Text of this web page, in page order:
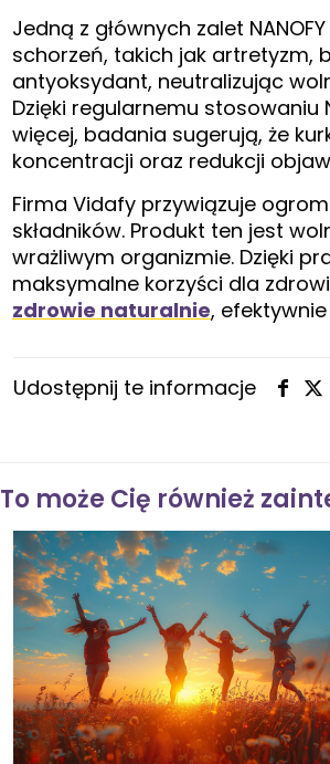
Jedną z głównych zalet
schorzeń, takich jak artretyzm,
antyoksydant, neutralizując
Dzięki regularnemu
więcej, badania sugerują, że
koncentracji oraz redukcji
Firma Vidafy przywiązuje
składników. Produkt ten jest
wrażliwym organizmie. Dzięki
maksymalne korzyści dla
zdrowie naturalnie,
Udostępnij te informacje
To może Cię również